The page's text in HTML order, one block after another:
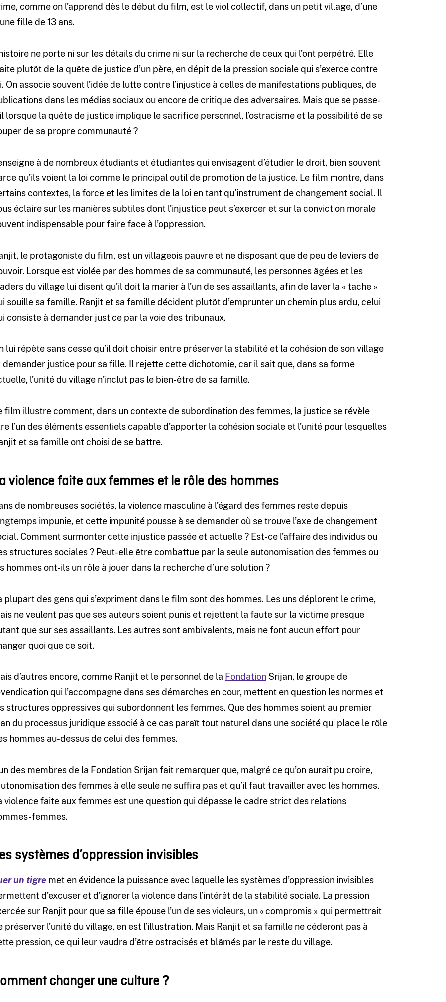
comme on l’apprend dès le début du film, est le viol collectif, dans un petit village, d’une
fille de 13 ans.
ne porte ni sur les détails du crime ni sur la recherche de ceux qui l’ont perpétré. Elle
plutôt de la quête de justice d’un père, en dépit de la pression sociale qui s’exerce contre
On associe souvent l’idée de lutte contre l’injustice à celles de manifestations publiques, de
dans les médias sociaux ou encore de critique des adversaires. Mais que se passe-
lorsque la quête de justice implique le sacrifice personnel, l’ostracisme et la possibilité de se
de sa propre communauté ?
à de nombreux étudiants et étudiantes qui envisagent d’étudier le droit, bien souvent
qu’ils voient la loi comme le principal outil de promotion de la justice. Le film montre, dans
contextes, la force et les limites de la loi en tant qu’instrument de changement social. Il
éclaire sur les manières subtiles dont l’injustice peut s’exercer et sur la conviction morale
indispensable pour faire face à l’oppression.
le protagoniste du film, est un villageois pauvre et ne disposant que de peu de leviers de
Lorsque est violée par des hommes de sa communauté, les personnes âgées et les
du village lui disent qu’il doit la marier à l’un de ses assaillants, afin de laver la « tache »
souille sa famille. Ranjit et sa famille décident plutôt d’emprunter un chemin plus ardu, celui
consiste à demander justice par la voie des tribunaux.
lui répète sans cesse qu’il doit choisir entre préserver la stabilité et la cohésion de son village
demander justice pour sa fille. Il rejette cette dichotomie, car il sait que, dans sa forme
l’unité du village n’inclut pas le bien-être de sa famille.
film illustre comment, dans un contexte de subordination des femmes, la justice se révèle
l’un des éléments essentiels capable d’apporter la cohésion sociale et l’unité pour lesquelles
et sa famille ont choisi de se battre.
violence faite aux femmes et le rôle des hommes
de nombreuses sociétés, la violence masculine à l’égard des femmes reste depuis
impunie, et cette impunité pousse à se demander où se trouve l’axe de changement
Comment surmonter cette injustice passée et actuelle ? Est-ce l’affaire des individus ou
structures sociales ? Peut-elle être combattue par la seule autonomisation des femmes ou
hommes ont-ils un rôle à jouer dans la recherche d’une solution ?
plupart des gens qui s’expriment dans le film sont des hommes. Les uns déplorent le crime,
ne veulent pas que ses auteurs soient punis et rejettent la faute sur la victime presque
que sur ses assaillants. Les autres sont ambivalents, mais ne font aucun effort pour
quoi que ce soit.
d’autres encore, comme Ranjit et le personnel de la FondationSrijan, le groupe de
qui l’accompagne dans ses démarches en cour, mettent en question les normes et
structures oppressives qui subordonnent les femmes. Que des hommes soient au premier
du processus juridique associé à ce cas paraît tout naturel dans une société qui place le rôle
hommes au-dessus de celui des femmes.
des membres de la Fondation Srijan fait remarquer que, malgré ce qu’on aurait pu croire,
des femmes à elle seule ne suffira pas et qu’il faut travailler avec les hommes.
violence faite aux femmes est une question qui dépasse le cadre strict des relations
femmes.
systèmes d’oppression invisibles
un tigremet en évidence la puissance avec laquelle les systèmes d’oppression invisibles
d’excuser et d’ignorer la violence dans l’intérêt de la stabilité sociale. La pression
sur Ranjit pour que sa fille épouse l’un de ses violeurs, un « compromis » qui permettrait
préserver l’unité du village, en est l’illustration. Mais Ranjit et sa famille ne céderont pas à
pression, ce qui leur vaudra d’être ostracisés et blâmés par le reste du village.
changer une culture ?